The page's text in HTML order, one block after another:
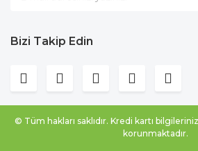
Bizi Takip Edin
© Tüm hakları saklıdır. Kredi kartı
korunmaktadır.